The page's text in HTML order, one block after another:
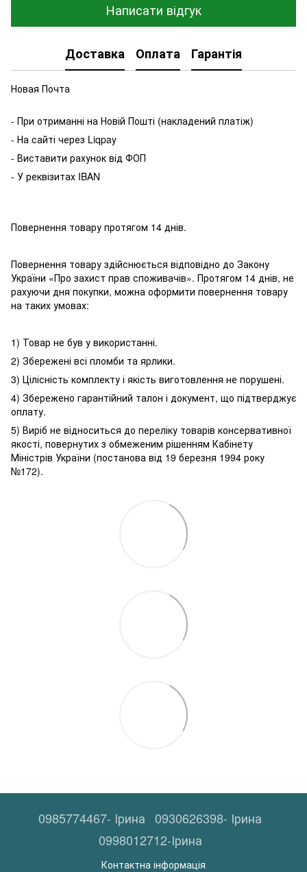
Написати відгук
Доставка Оплата Гарантія
Новая Почта
- При отриманні на Новій Пошті (накладений платіж)
- На сайті через Liqpay
- Виставити рахунок від ФОП
- У реквізитах IBAN
Повернення товару протягом 14 днів.
Повернення товару здійснюється відповідно до Закону
України «Про захист прав споживачів». Протягом 14 днів, не
рахуючи дня покупки, можна оформити повернення товару
на таких умовах:
1) Товар не був у використанні.
2) Збережені всі пломби та ярлики.
3) Цілісність комплекту і якість виготовлення не порушені.
4) Збережено гарантійний талон і документ, що підтверджує
оплату.
5) Виріб не відноситься до переліку товарів консервативної
якості, повернутих з обмеженим рішенням Кабінету
Міністрів України (постанова від 19 березня 1994 року
№172).
0985774467- Ірина 0930626398- Ірина
0998012712-Ірина
Контактна інформація